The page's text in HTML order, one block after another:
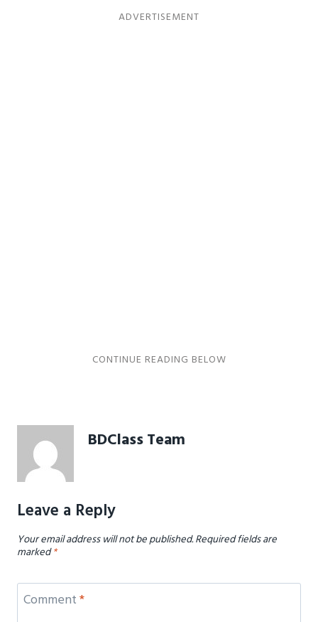
BDClass Team
Leave a Reply
Your email address will not be published.Required fields are
marked*
Comment*